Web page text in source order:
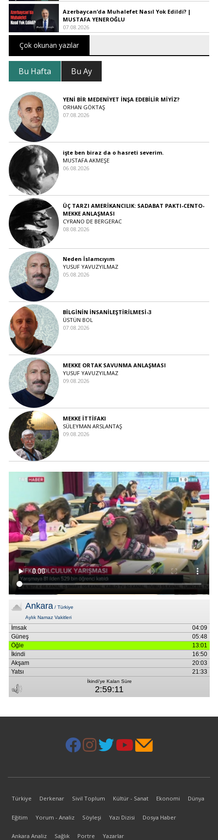
Azerbaycan’da Muhalefet Nasıl Yok Edildi? |
MUSTAFA YENEROĞLU
07.08.2026
Çok okunan yazılar
Bu Hafta Bu Ay
YENİ BİR MEDENİYET İNŞA EDEBİLİR MİYİZ?
ORHAN GÖKTAŞ
07.08.2026
işte ben biraz da o hasreti severim.
MUSTAFA AKMEŞE
06.08.2026
ÜÇ TARZI AMERİKANCILIK: SADABAT PAKTI-CENTO-
MEKKE ANLAŞMASI
CYRANO DE BERGERAC
08.08.2026
Neden İslamcıyım
YUSUF YAVUZYILMAZ
05.08.2026
BİLGİNİN İNSANİLEŞTİRİLMESİ-3
ÜSTÜN BOL
07.08.2026
MEKKE ORTAK SAVUNMA ANLAŞMASI
YUSUF YAVUZYILMAZ
09.08.2026
MEKKE İTTİFAKI
SÜLEYMAN ARSLANTAŞ
09.08.2026
Türkiye Derkenar Sivil Toplum Kültür - Sanat Ekonomi Dünya
Eğitim Yorum - Analiz Söyleşi Yazı Dizisi Dosya Haber
Ankara Analiz Sağlık Portre Yazarlar